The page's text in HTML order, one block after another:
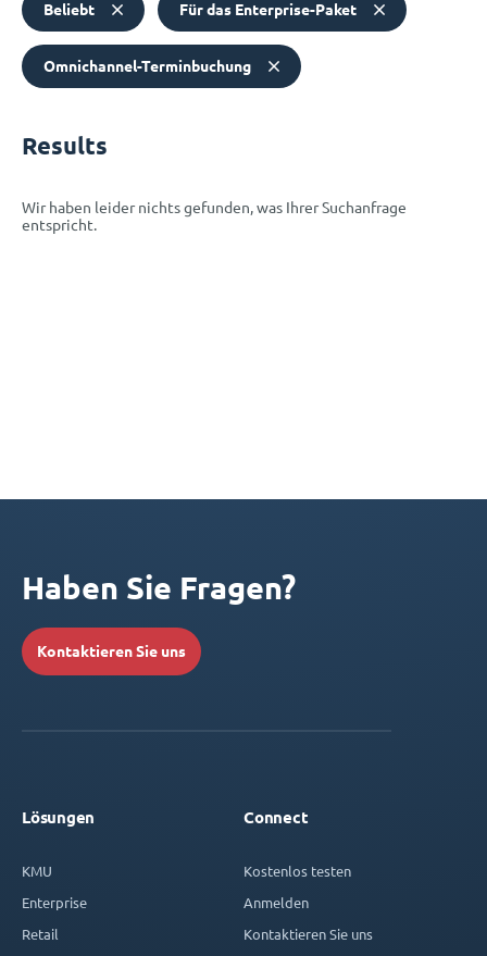
Beliebt Für das Enterprise-Paket
Omnichannel-Terminbuchung
Results
Wir haben leider nichts gefunden, was Ihrer Suchanfrage
entspricht.
Haben Sie Fragen?
Kontaktieren Sie uns
Lösungen
KMU
Enterprise
Retail
Connect
Kostenlos testen
Anmelden
Kontaktieren Sie uns